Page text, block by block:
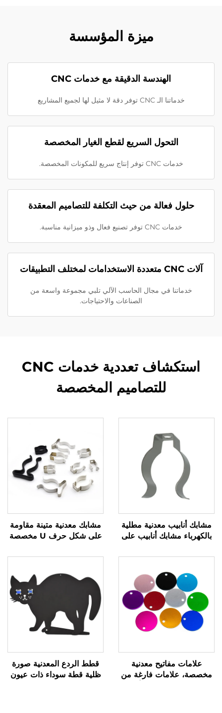
ميزة المؤسسة
الهندسة الدقيقة مع خدمات CNC
خدماتنا الـ CNC توفر دقة لا مثيل لها لجميع المشاريع
التحول السريع لقطع الغيار المخصصة
خدمات CNC توفر إنتاج سريع للمكونات المخصصة.
حلول فعالة من حيث التكلفة للتصاميم المعقدة
خدمات CNC توفر تصنيع فعال وذو ميزانية مناسبة.
آلات CNC متعددة الاستخدامات لمختلف التطبيقات
خدماتنا في مجال الحاسب الآلي تلبي مجموعة واسعة من
الصناعات والاحتياجات.
استكشاف تعددية خدمات CNC
للتصاميم المخصصة
مشابك أنابيب معدنية مطلية
بالكهرباء مشابك أنابيب على
مشابك معدنية متينة مقاومة
على شكل حرف U مخصصة
لتثبيت الأنابيب
علامات مفاتيح معدنية
مخصصة، علامات فارغة من
قطط الردع المعدنية صورة
ظلية قطة سوداء ذات عيون